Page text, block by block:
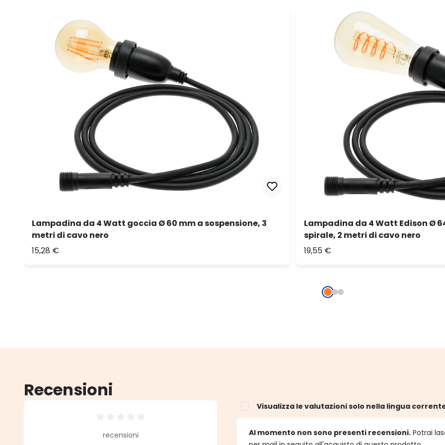
Lampadina da 4 Watt goccia Ø 60 mm a sospensione, 3
metri di cavo nero
15,28 €
Lampadina da 4 Watt Edison Ø
spirale, 2 metri di cavo nero
19,55 €
Recensioni
Valutazione media di 0 su 5 stelle
recensioni
Visualizza le valutazioni solo nella lingua
Al momento non sono presenti recensioni. Potrai